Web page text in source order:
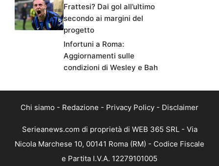
Frattesi? Dai gol all’ultimo
secondo ai margini del
progetto
Infortuni a Roma:
Aggiornamenti sulle
condizioni di Wesley e Bah
Chi siamo - Redazione - Privacy Policy - Disclaimer
Serieanews.com di proprietà di WEB 365 SRL - Via
Nicola Marchese 10, 00141 Roma (RM) - Codice Fiscale
e Partita I.V.A. 12279101005